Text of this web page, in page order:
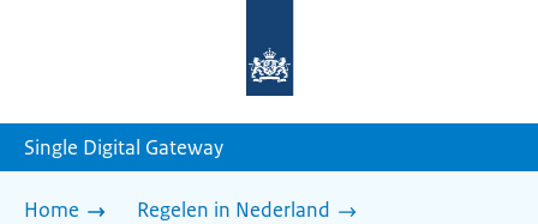
homepage
Single Digital Gateway
Home
Regelen in Nederland